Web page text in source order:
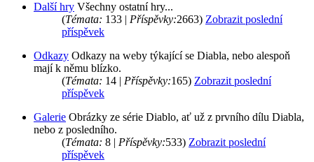
Další hry Všechny ostatní hry...
(Témata: 133 | Příspěvky:2663) Zobrazit poslední
příspěvek
Odkazy Odkazy na weby týkající se Diabla, nebo alespoň
mají k němu blízko.
(Témata: 14 | Příspěvky:165) Zobrazit poslední
příspěvek
Galerie Obrázky ze série Diablo, ať už z prvního dílu Diabla,
nebo z posledního.
(Témata: 8 | Příspěvky:533) Zobrazit poslední
příspěvek